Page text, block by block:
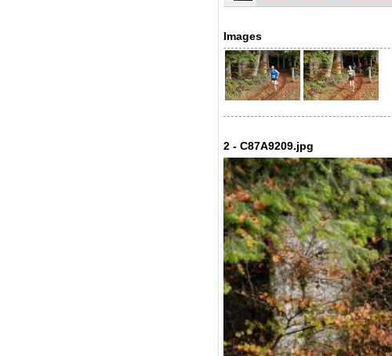
Images
2 - C87A9209.jpg